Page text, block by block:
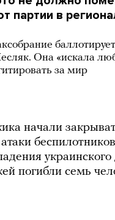
партии в
Она «искала
за мир
начали
погибли семь